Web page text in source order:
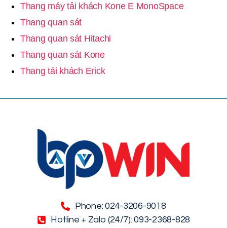
Thang máy tải khách Kone E MonoSpace
Thang quan sát
Thang quan sát Hitachi
Thang quan sát Kone
Thang tải khách Erick
Phone: 024-3206-9018
Hotline + Zalo (24/7): 093-2368-828